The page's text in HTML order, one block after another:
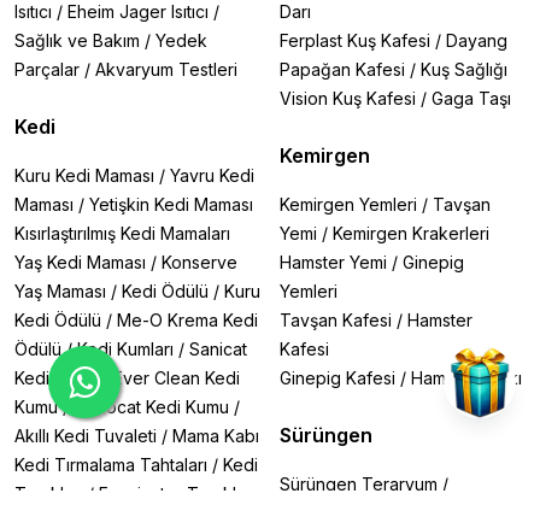
Köpek Şampuanı Seçerken Dikkat Edilmesi
Gerekenler:
Cilt Tipi→ Kuru/kaşıntılı ciltler içinyulaf özlü, yağlı
şampuanlar.
Tüy Rengi
formüller.
Parazit Riski→ Düzenli dışarı çıkan köpekler
pire/keneye karşı
Yaş→ Yavrular içinhipoalerjenikyetişkinler içinyoğun
bakımşampuanları.
Nasıl Kullanılır?
Köpeğinizin tüylerini ıslatın.
Şampuanı köklerden uçlara masaj yaparak uygulayın.
5-10 dakika bekletin (ilaçlı şampuanlarda).
Bol su ile durulayın.
Kuru şampuan kullanıyorsanız, fırçalayarak kalıntıları
temizleyin.
Sık Sorulan Sorular (SSS)
❓ Köpeğimi ne sıklıkla yıkamalıyım?
(aşırı yıkama cilt kuruluğu yapar).
Isıtıcı / Eheim Jager Isıtıcı /
Sağlık ve Bakım / Yedek
Parçalar / Akvaryum Testleri
Kedi
Kuru Kedi Maması / Yavru Kedi
Maması / Yetişkin Kedi Maması
Kısırlaştırılmış Kedi Mamaları
Yaş Kedi Maması / Konserve
Yaş Maması / Kedi Ödülü / Kuru
Kedi Ödülü / Me-O Krema Kedi
Ödülü/Kedi Kumları / Sanicat
Kedi Kumu/
Ever Clean Kedi
Kumu/ Lindocat Kedi Kumu /
Akıllı Kedi Tuvaleti / Mama Kabı
Kedi Tırmalama Tahtaları / Kedi
Tarakları
/ Furminator Taraklar
Darı
Ferplast Kuş Kafesi / Dayang
Papağan Kafesi / Kuş Sağlığı
Vision Kuş Kafesi / Gaga Taşı
Kemirgen
Kemirgen Yemleri / Tavşan
Yemi / Kemirgen Krakerleri
Hamster Yemi / Ginepig
Yemleri
Tavşan Kafesi / Hamster
Kafesi
Ginepig Kafesi / Hamster Çarkı
Sürüngen
Sürüngen Teraryum /